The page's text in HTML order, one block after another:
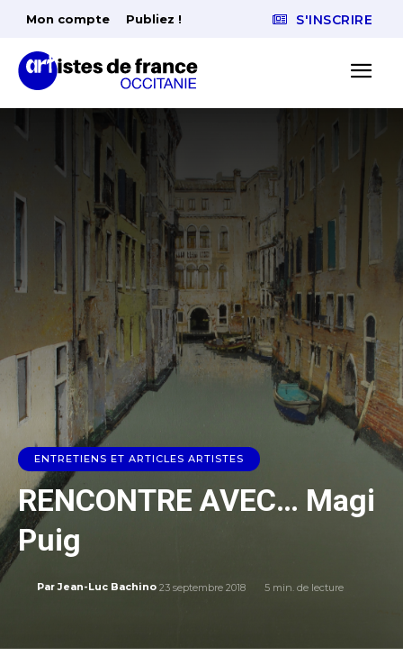
Mon compte Publiez ! S'INSCRIRE
ENTRETIENS ET ARTICLES ARTISTES
RENCONTRE AVEC… Magi
Puig
Par Jean-Luc Bachino 23 septembre 2018 5 min. de lecture